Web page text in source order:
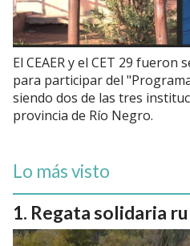
El CEAER y el CET 29 fueron
para participar del
siendo dos de las tres
provincia de Río Negro.
Lo más visto
Regata solidaria